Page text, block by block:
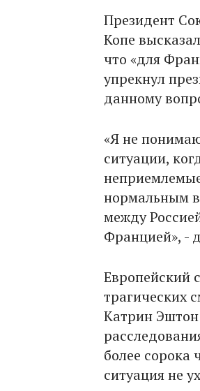
Президент
Копе
что «для
упрекнул
данному
«Я не
ситуации,
нормальным
между
Францией», -
Европейский
трагических
Катрин Эштон
более сорока
ситуация не